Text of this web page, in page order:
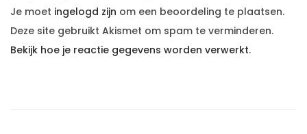
Je moet ingelogd zijn om een beoordeling te plaatsen.
Deze site gebruikt Akismet om spam te verminderen.
Bekijk hoe je reactie gegevens worden verwerkt.